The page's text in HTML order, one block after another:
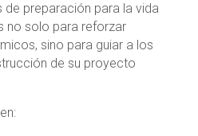
preparación para la vida
no solo para reforzar
sino para guiar a los
de su proyecto